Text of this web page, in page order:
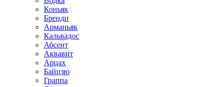
Коньяк
Бренди
Арманьяк
Кальвадос
Абсент
Аквавит
Арцах
Байцзю
Граппа